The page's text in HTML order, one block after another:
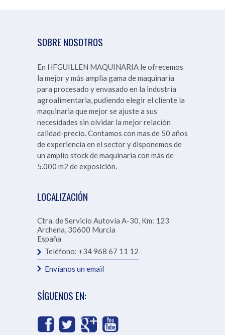
SOBRE NOSOTROS
En HFGUILLEN MAQUINARIA le ofrecemos
la mejor y más amplia gama de maquinaria
para procesado y envasado en la industria
agroalimentaria, pudiendo elegir el cliente la
maquinaria que mejor se ajuste a sus
necesidades sin olvidar la mejor relación
calidad-precio. Contamos con mas de 50 años
de experiencia en el sector y disponemos de
un amplio stock de maquinaria con más de
5.000 m2 de exposición.
LOCALIZACIÓN
Ctra. de Servicio Autovía A-30, Km: 123
Archena, 30600 Murcia
España
Teléfono: +34 968 67 11 12
Envíanos un email
SÍGUENOS EN: